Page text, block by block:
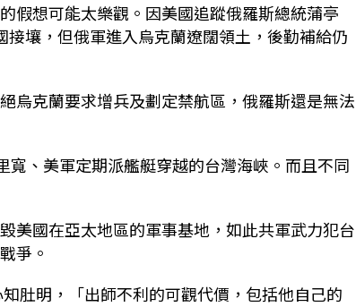
假想可能太樂觀。因美國追蹤俄羅斯總統蒲亭
壤，但俄軍進入烏克蘭遼闊領土，後勤補給仍
烏克蘭要求增兵及劃定禁航區，俄羅斯還是無法
、美軍定期派艦艇穿越的台灣海峽。而且不同
美國在亞太地區的軍事基地，如此共軍武力犯台
爭。
肚明，「出師不利的可觀代價，包括他自己的